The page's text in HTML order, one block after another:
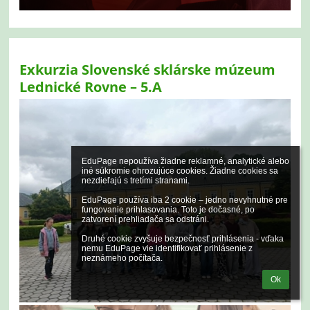
EduPage nepoužíva žiadne reklamné, analytické alebo
iné súkromie ohrozujúce cookies. Žiadne cookies sa
nezdieľajú s tretími stranami.
EduPage používa iba 2 cookie – jedno nevyhnutné pre
fungovanie prihlasovania. Toto je dočasné, po
zatvorení prehliadača sa odstráni.
Druhé cookie zvyšuje bezpečnosť prihlásenia - vďaka
nemu EduPage vie identifikovať prihlásenie z
neznámeho počítača.
Ok
Exkurzia Slovenské sklárske múzeum
Lednické Rovne – 5.A